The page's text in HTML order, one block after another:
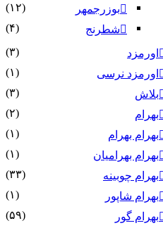
بوزرجمهر
(۱۲)
شطرنج
(۴)
اورمزد
(۳)
اورمزد نرسى‏
(۱)
بلاش
(۳)
بهرام
(۲)
بهرام بهرام
(۱)
بهرام بهرامیان‏
(۱)
بهرام چوبینه
(۳۳)
بهرام شاپور
(۱)
بهرام گور
(۵۹)